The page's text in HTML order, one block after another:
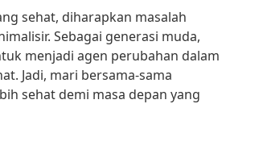
sehat, diharapkan masalah
Sebagai generasi muda,
menjadi agen perubahan dalam
Jadi, mari bersama-sama
sehat demi masa depan yang